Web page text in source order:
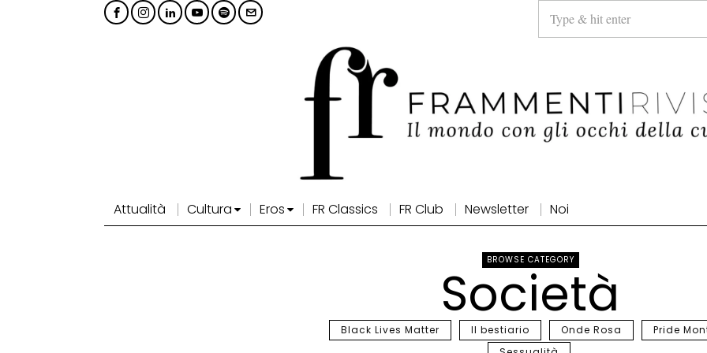
Attualità Cultura Eros FR Classics FR Club Newsletter Noi
BROWSE CATEGORY
Società
Black Lives Matter Il bestiario Onde Rosa
Pride